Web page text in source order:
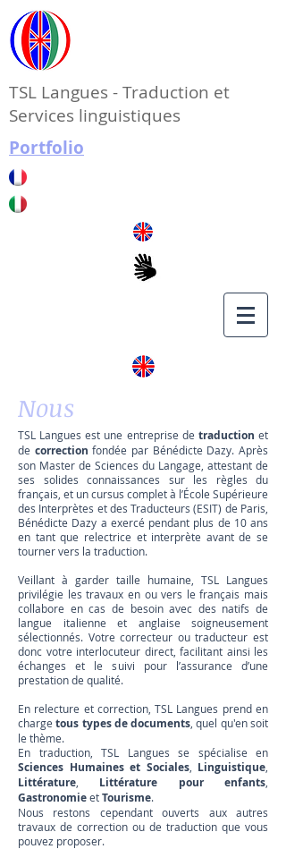
TSL Langues - Traduction et
Services linguistiques
Portfolio
Nous
TSL Langues est une entreprise de traductionet
de correction fondée par Bénédicte Dazy. Après
son Master de Sciences du Langage, attestant de
ses solides connaissances sur les règles du
français, et un cursus complet à l’École Supérieure
des Interprètes et des Traducteurs (ESIT) de Paris,
Bénédicte Dazy a exercé pendant plus de 10 ans
en tant que relectrice et interprète avant de se
tourner vers la traduction.
Veillant à garder taille humaine, TSL Langues
privilégie les travaux en ou vers le français mais
collabore en cas de besoin avec des natifs de
langue italienne et anglaise soigneusement
sélectionnés. Votre correcteur ou traducteur est
donc votre interlocuteur direct, facilitant ainsi les
échanges et le suivi pour l’assurance d’une
prestation de qualité.
En relecture et correction, TSL Langues prend en
chargetous types de documents , quel qu'en soit
le thème.
En traduction, TSL Langues se spécialise en
Sciences Humaines et Sociales, Linguistique
Littérature Littérature pour enfants
GastronomieetTourisme.
Nous restons cependant ouverts aux autres
travaux de correction ou de traduction que vous
pouvez proposer.